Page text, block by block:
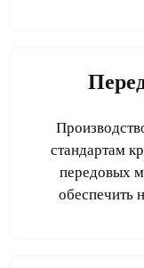
стандартам
передовых
обеспечить